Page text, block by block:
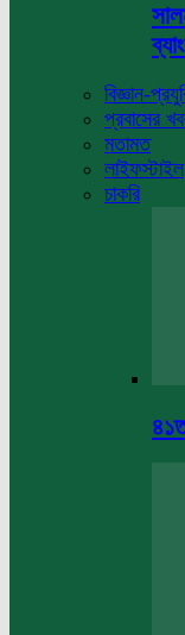
বিজ্ঞান-
প্রবাসের
মতামত
লাইফস্টাইল
চাকরি